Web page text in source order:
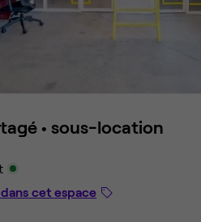
• sous-location
cet espace